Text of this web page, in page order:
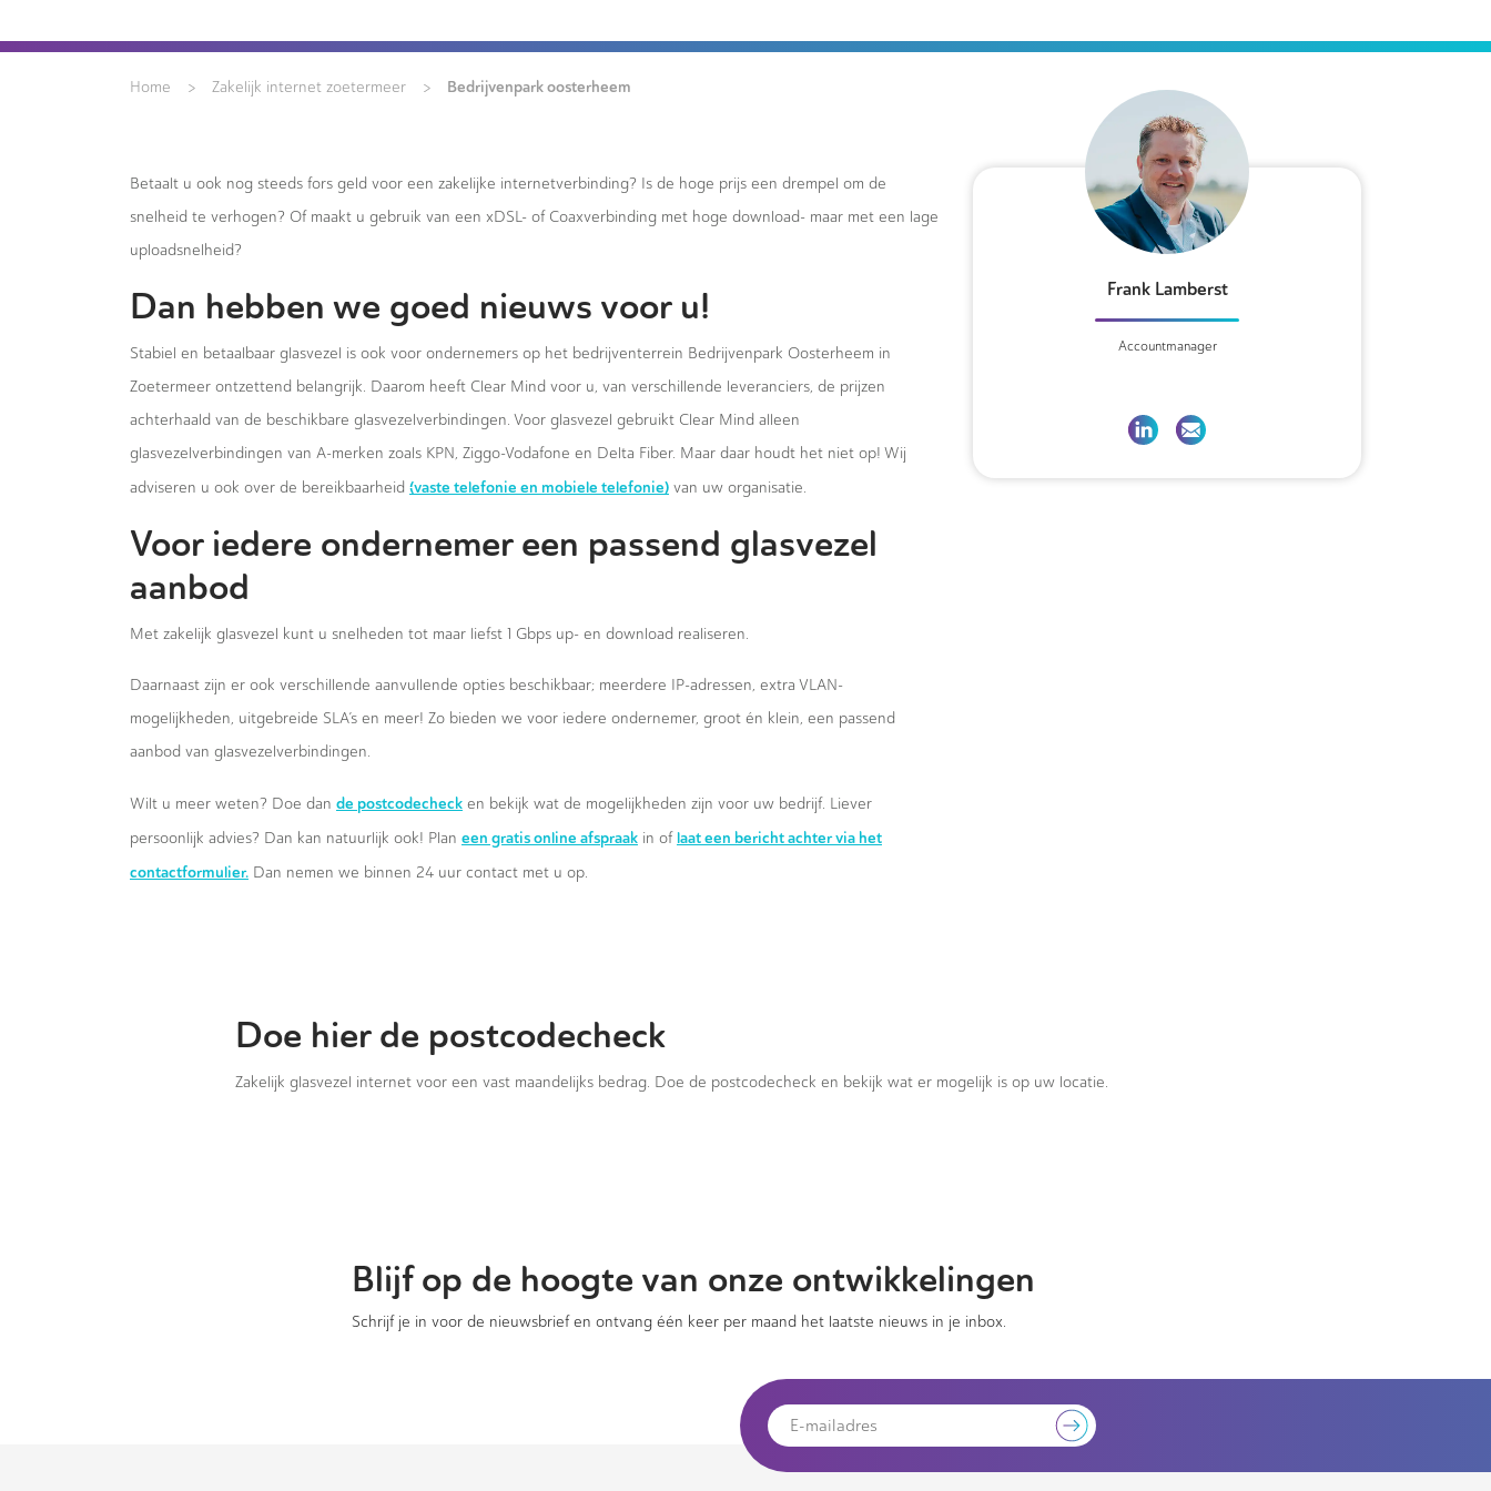
Home > Zakelijk internet zoetermeer > Bedrijvenpark oosterheem
Betaalt u ook nog steeds fors geld voor een zakelijke internetverbinding? Is de hoge prijs een drempel om de
snelheid te verhogen? Of maakt u gebruik van een xDSL- of Coaxverbinding met hoge download- maar met een lage
uploadsnelheid?
Dan hebben we goed nieuws voor u!
Stabiel en betaalbaar glasvezel is ook voor ondernemers op het bedrijventerrein Bedrijvenpark Oosterheem in
Zoetermeer ontzettend belangrijk. Daarom heeft Clear Mind voor u, van verschillende leveranciers, de prijzen
achterhaald van de beschikbare glasvezelverbindingen. Voor glasvezel gebruikt Clear Mind alleen
glasvezelverbindingen van A-merken zoals KPN, Ziggo-Vodafone en Delta Fiber. Maar daar houdt het niet op! Wij
adviseren u ook over de bereikbaarheid (vaste telefonie en mobiele telefonie) van uw organisatie.
Voor iedere ondernemer een passend glasvezel
aanbod
Met zakelijk glasvezel kunt u snelheden tot maar liefst 1 Gbps up- en download realiseren.
Daarnaast zijn er ook verschillende aanvullende opties beschikbaar; meerdere IP-adressen, extra VLAN-
mogelijkheden, uitgebreide SLA’s en meer! Zo bieden we voor iedere ondernemer, groot én klein, een passend
aanbod van glasvezelverbindingen.
Wilt u meer weten? Doe dan de postcodecheck en bekijk wat de mogelijkheden zijn voor uw bedrijf. Liever
persoonlijk advies? Dan kan natuurlijk ook! Plan een gratis online afspraak in of laat een bericht achter via het
contactformulier. Dan nemen we binnen 24 uur contact met u op.
Frank Lamberst
Accountmanager
Doe hier de postcodecheck
Zakelijk glasvezel internet voor een vast maandelijks bedrag. Doe de postcodecheck en bekijk wat er mogelijk is op uw locatie.
Blijf op de hoogte van onze ontwikkelingen
Schrijf je in voor de nieuwsbrief en ontvang één keer per maand het laatste nieuws in je inbox.